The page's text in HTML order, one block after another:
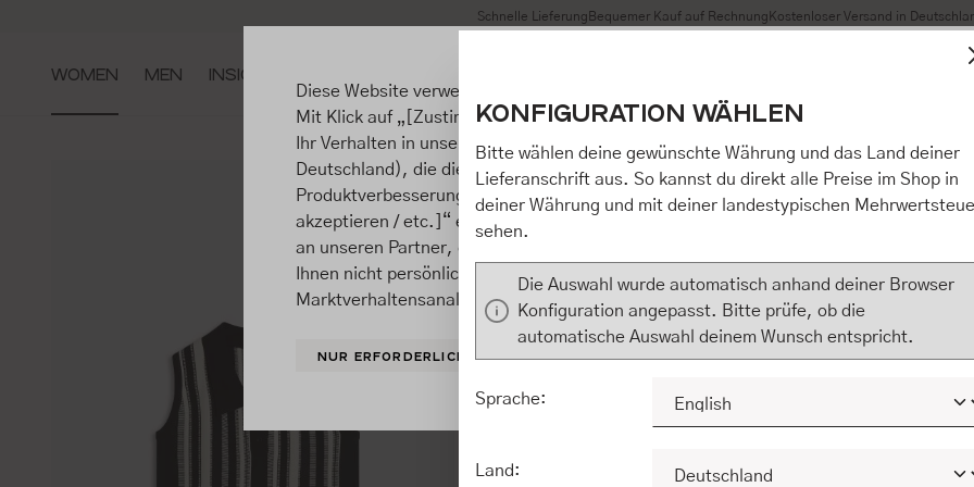
Zur Hauptnavigation springen Schnelle Lieferung Bequemer Kauf auf Rechnung Kostenloser Versand in
WOMEN MEN INSIGHTS
Diese Website verwendet Cookies, um eine bestmögliche Erfahrung bieten zu können.
Mit Klick auf „[Zustimmen / Alles akzeptieren / etc.]“ erteilen Sie Ihre Einwilligung
Ihr Verhalten in unserem Shop an unseren Partner, die shopware AG (Ebbinghoff 10,
Deutschland), die diese Daten Ihnen nicht persönlich zuordnen kann, sie aber zu
Produktverbesserungen, Marktverhaltensanalysen) verarbeiten darf. Mit Klick auf
akzeptieren / etc.]“ erteilen Sie Ihre Einwilligung auch in die Weitergabe über Ihr
an unseren Partner, die shopware AG (Ebbinghoff 10, 48624 Schöppingen,
Ihnen nicht persönlich zuordnen kann, sie aber zu eigenen Zwecken (z.B.
Marktverhaltensanalysen) verarbeiten darf.
NUR ERFORDERLICHE KONFIGURIEREN ALLE COOKIES
KONFIGURATION WÄHLEN
Bitte wählen deine gewünschte Währung und das Land deiner
Lieferanschrift aus. So kannst du direkt alle Preise im Shop in
deiner Währung und mit deiner landestypischen
sehen.
Die Auswahl wurde automatisch anhand deiner Browser
Konfiguration angepasst. Bitte prüfe, ob die
automatische Auswahl deinem Wunsch entspricht.
Sprache:
Land: